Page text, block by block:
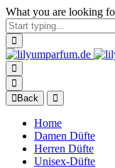
What you are looking
Back
Home
Damen Düfte
Herren Düfte
Unisex-Düfte